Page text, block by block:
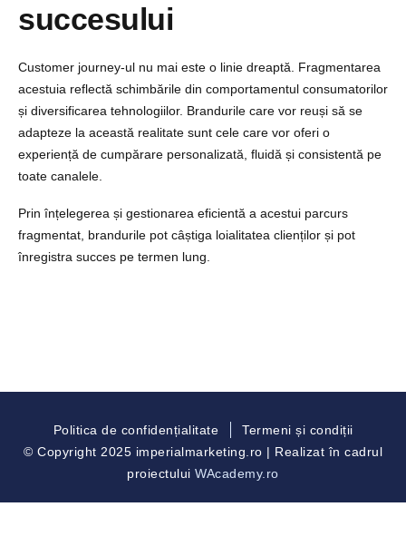
succesului
Customer journey-ul nu mai este o linie dreaptă. Fragmentarea
acestuia reflectă schimbările din comportamentul consumatorilor
și diversificarea tehnologiilor. Brandurile care vor reuși să se
adapteze la această realitate sunt cele care vor oferi o
experiență de cumpărare personalizată, fluidă și consistentă pe
toate canalele.
Prin înțelegerea și gestionarea eficientă a acestui parcurs
fragmentat, brandurile pot câștiga loialitatea clienților și pot
înregistra succes pe termen lung.
© Copyright 2025 imperialmarketing.ro | Realizat în cadrul
proiectuluiWAcademy.ro
Politica de confidențialitate Termeni și condiții